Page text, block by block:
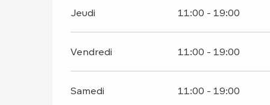
Jeudi 11:00 - 19:00
Vendredi 11:00 - 19:00
Samedi 11:00 - 19:00